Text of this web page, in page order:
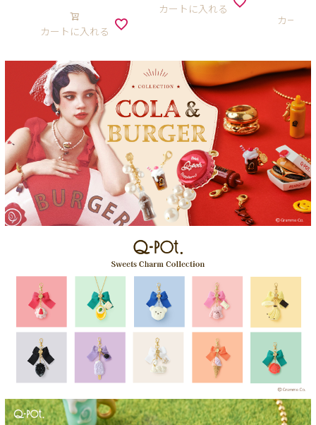
カートに入れる
カートに入れる
カート